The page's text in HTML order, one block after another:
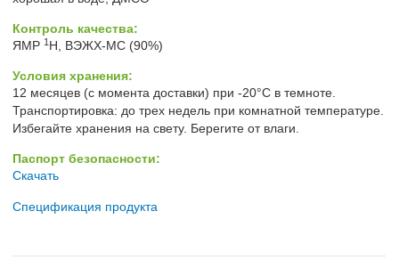
Контроль качества:
ЯМР 1 H, ВЭЖХ-МС (90%)
Условия хранения:
12 месяцев (с момента доставки) при -20°C в темноте.
Транспортировка: до трех недель при комнатной температуре.
Избегайте хранения на свету. Берегите от влаги.
Паспорт безопасности:
Скачать
Спецификация продукта